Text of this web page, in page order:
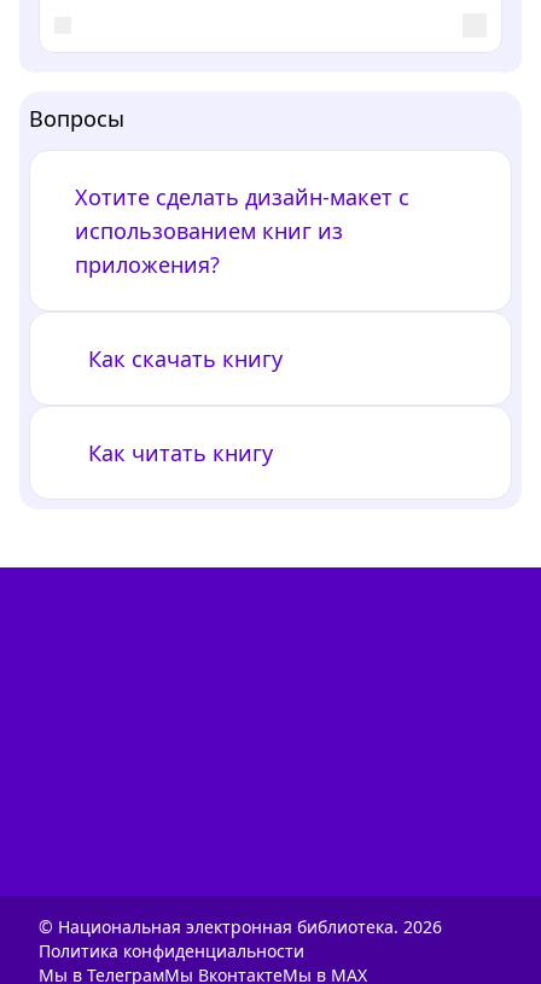
Вопросы
Хотите сделать дизайн-макет с
использованием книг из
приложения?
Как скачать книгу
Как читать книгу
© Национальная электронная библиотека. 2026
Политика конфиденциальности
Мы в ТелеграмМы ВконтактеМы в MAX